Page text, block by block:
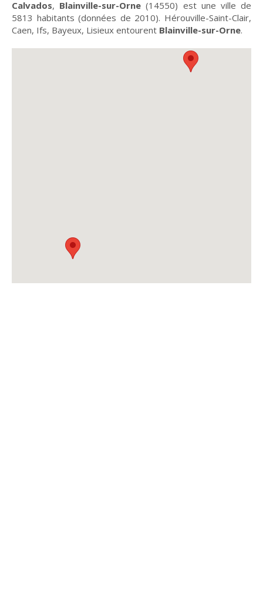
Calvados, Blainville-sur-Orne (14550) est une ville de
5813 habitants (données de 2010). Hérouville-Saint-Clair,
Caen, Ifs, Bayeux, Lisieux entourent Blainville-sur-Orne.